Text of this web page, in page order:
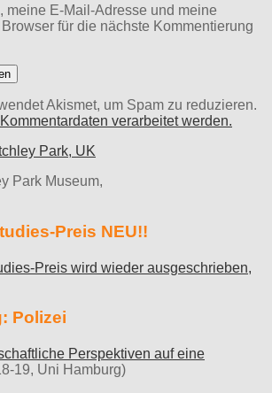
meine E-Mail-Adresse und meine
für die nächste Kommentierung
Akismet, um Spam zu reduzieren.
verarbeitet werden.
Park Museum,
Preis NEU!!
Preis wird wieder ausgeschrieben,
Polizei
Perspektiven auf eine
19, Uni Hamburg)